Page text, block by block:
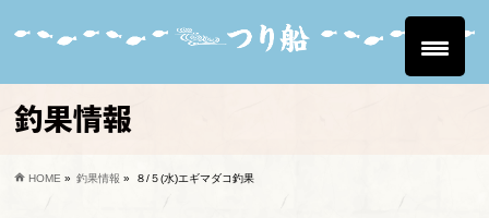
釣果情報
HOME » 釣果情報 » ８/５(水)エギマダコ釣果